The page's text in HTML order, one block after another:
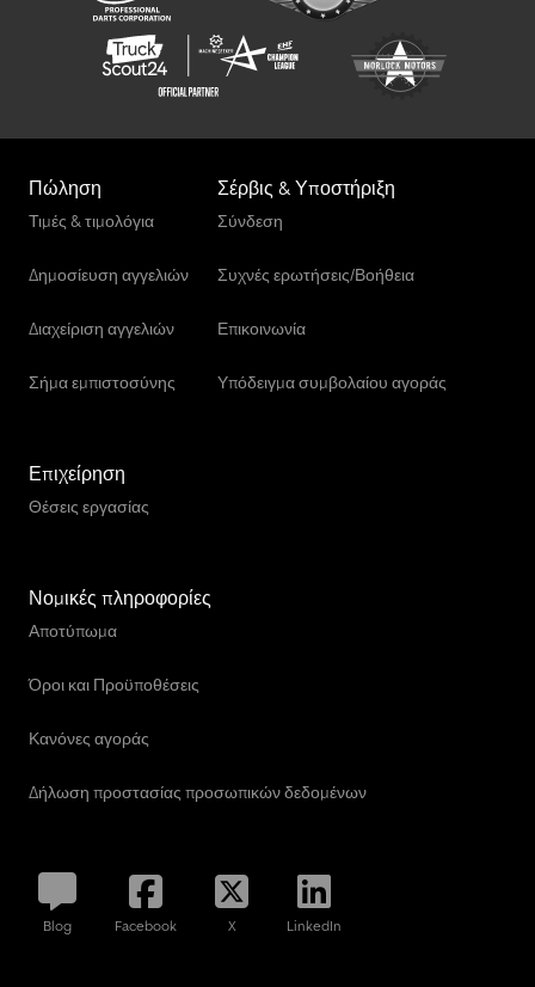
Πώληση
Τιμές & τιμολόγια
Δημοσίευση αγγελιών
Διαχείριση αγγελιών
Σήμα εμπιστοσύνης
Σέρβις & Υποστήριξη
Σύνδεση
Συχνές ερωτήσεις/Βοήθεια
Επικοινωνία
Υπόδειγμα συμβολαίου αγοράς
Επιχείρηση
Θέσεις εργασίας
Νομικές πληροφορίες
Αποτύπωμα
Όροι και Προϋποθέσεις
Κανόνες αγοράς
Δήλωση προστασίας προσωπικών δεδομένων
Blog Facebook X LinkedIn